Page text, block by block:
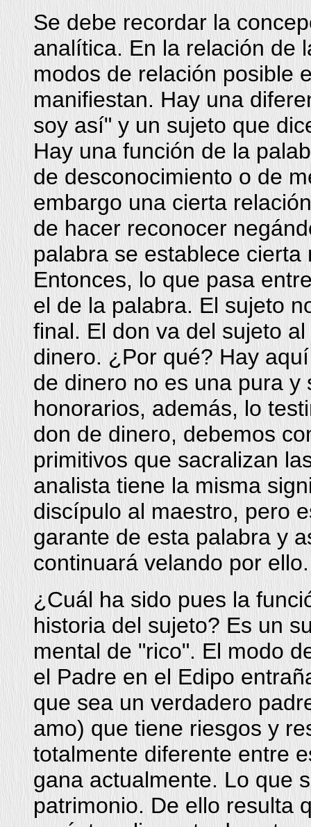
Se debe recordar la
analítica. En la relación de
modos de relación posible
manifiestan. Hay una
soy así" y un sujeto que
Hay una función de la
de desconocimiento o de
embargo una cierta
de hacer reconocer
palabra se establece
Entonces, lo que pasa
el de la palabra. El sujeto
final. El don va del sujeto
dinero. ¿Por qué? Hay
de dinero no es una pura
honorarios, además, lo
don de dinero, debemos
primitivos que sacralizan
analista tiene la misma
discípulo al maestro, pero
garante de esta palabra y
continuará velando por ello.
¿Cuál ha sido pues la
historia del sujeto? Es un
mental de "rico". El modo
el Padre en el Edipo
que sea un verdadero
amo) que tiene riesgos y
totalmente diferente entre
gana actualmente. Lo que
patrimonio. De ello resulta